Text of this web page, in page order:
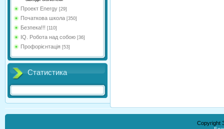
Проект Energy [29]
Початкова школа [350]
Безпека!!! [110]
IQ. Робота над собою [36]
Профорієнтація [53]
Статистика
Copyright